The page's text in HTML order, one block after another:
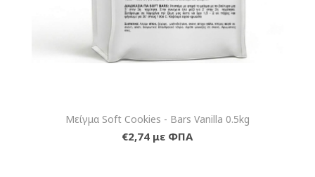
Μείγμα Soft Cookies - Bars Vanilla 0.5kg
€2,74 με ΦΠΑ